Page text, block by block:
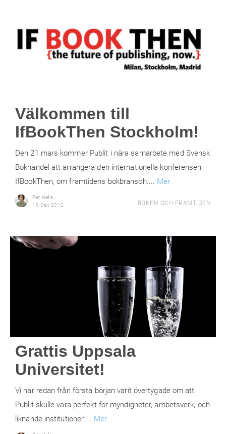
Välkommen till
IfBookThen Stockholm!
Den 21 mars kommer Publit i nära samarbete med Svensk
Bokhandel att arrangera den internationella konferensen
IfBookThen, om framtidens bokbransch.... Mer
Per Helin
19 Dec 2012
BOKEN OCH FRAMTIDEN
Grattis Uppsala
Universitet!
Vi har redan från första början varit övertygade om att
Publit skulle vara perfekt för myndigheter, ämbetsverk, och
liknande institutioner.... Mer